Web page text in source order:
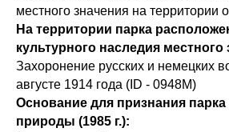
местного значения на территории
На территории парка
культурного наследия местного
Захоронение русских и немецких
августе 1914 года (ID - 0948М)
Основание для признания
природы (1985 г.):